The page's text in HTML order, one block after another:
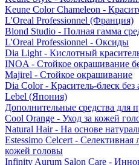
Keune Color Chameleon -
L'Oreal Professionnel (Франция)
Blond Studio - Полная гамма
L'Oreal Professionnel - Оксиды
Dia Light - Кислотный
INOA - Стойкое окрашивание
Majirel - Стойкое окрашивание
Dia Color - Краситель-блеск без
Lebel (Япония)
Дополнительные средства для
Cool Orange - Уход за кожей
Natural Hair - На основе
Estessimo Celcert - Селективная
кожей головы
Infinity Aurum Salon Care -